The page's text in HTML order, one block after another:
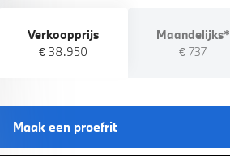
Verkoopprijs
€ 38.950
Maandelijks*
€ 737
Maak een proefrit